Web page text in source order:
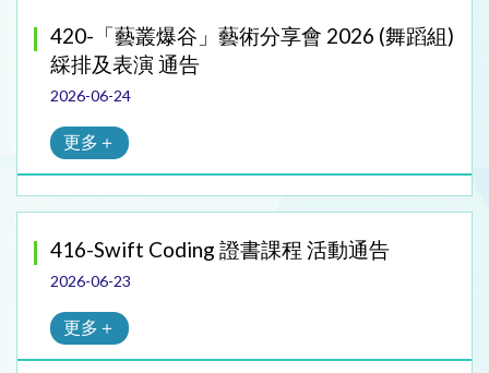
420-「藝叢爆谷」藝術分享會 2026 (舞蹈組)
綵排及表演 通告
2026-06-24
更多＋
416-Swift Coding 證書課程 活動通告
2026-06-23
更多＋